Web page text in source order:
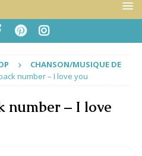
CHANSON/MUSIQUE DE
number – I love you
number – I love